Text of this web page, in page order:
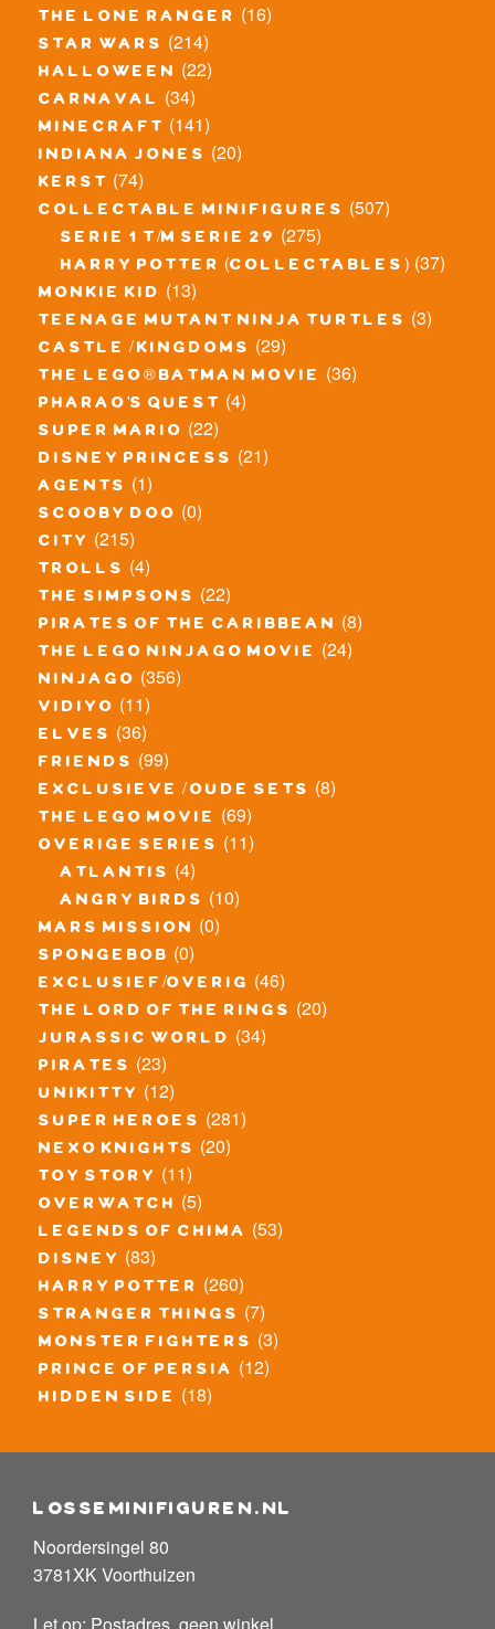
the lone ranger (16)
star wars (214)
halloween (22)
carnaval (34)
minecraft (141)
indiana jones (20)
kerst (74)
collectable minifigures (507)
serie 1 t/m serie 29 (275)
harry potter (collectables) (37)
monkie kid (13)
teenage mutant ninja turtles (3)
castle / kingdoms (29)
the lego® batman movie (36)
pharao's quest (4)
super mario (22)
disney princess (21)
agents (1)
scooby doo (0)
city (215)
trolls (4)
the simpsons (22)
pirates of the caribbean (8)
the lego ninjago movie (24)
ninjago (356)
vidiyo (11)
elves (36)
friends (99)
exclusieve / oude sets (8)
the lego movie (69)
overige series (11)
atlantis (4)
angry birds (10)
mars mission (0)
spongebob (0)
exclusief/overig (46)
the lord of the rings (20)
jurassic world (34)
pirates (23)
unikitty (12)
super heroes (281)
nexo knights (20)
toy story (11)
overwatch (5)
legends of chima (53)
disney (83)
harry potter (260)
stranger things (7)
monster fighters (3)
prince of persia (12)
hidden side (18)
losseminifiguren.nl
Noordersingel 80
3781XK Voorthuizen